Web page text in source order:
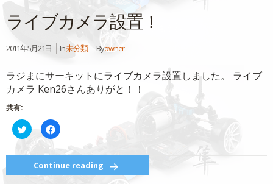
(新
し
い
ィ
ン
で
開
き
ま
ッ
ク
し
く
だ
(新
い
ウ
ウ
で
開
き
ま
す)
ライブカメラ設置！
2011年5月21日 In未分類 Byowner
ラジまにサーキットにライブカメラ設置しました。 ライブ
カメラ Ken26さんありがと！！
共有:
ク
リ
し
て
Twitter
で
Facebook
で
有
す
る
に
は
Continue reading